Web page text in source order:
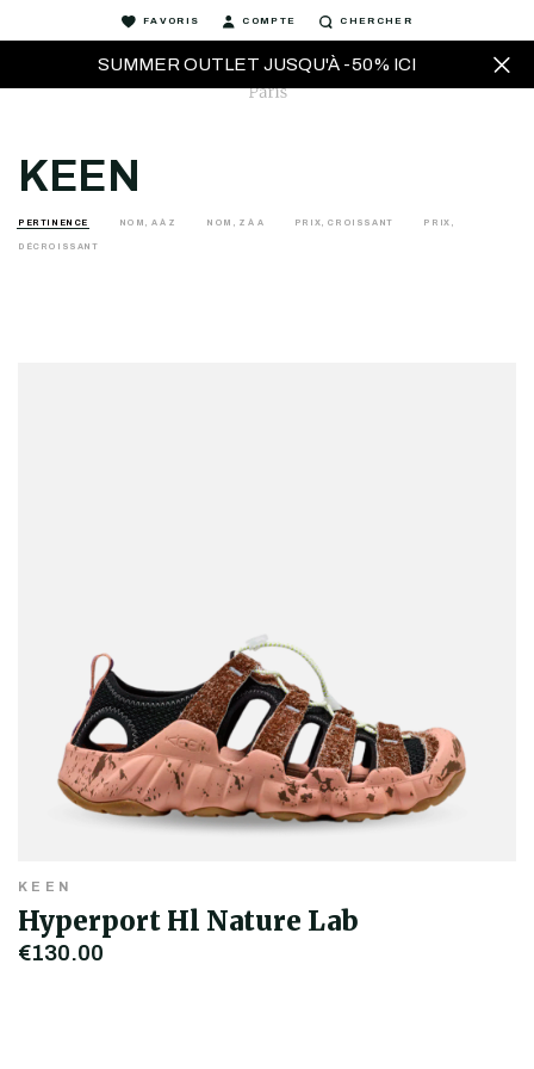
SUMMER OUTLET JUSQU'À -50% ICI
FAVORIS COMPTE CHERCHER
KEEN
PERTINENCE NOM, A À Z NOM, Z À A PRIX, CROISSANT PRIX,
DÉCROISSANT
KEEN
Hyperport Hl Nature Lab
€130,00